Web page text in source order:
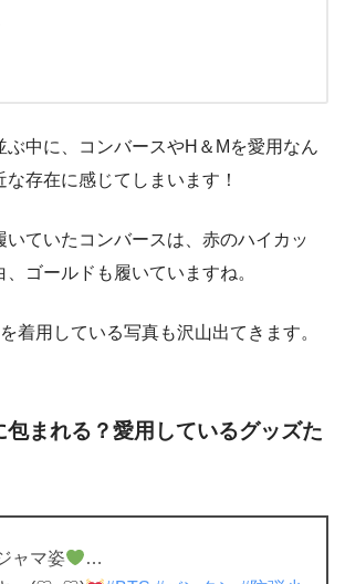
ぶ中に、コンバースやH＆Mを愛用なん
存在に感じてしまいます！
いていたコンバースは、赤のハイカッ
、ゴールドも履いていますね。
着用している写真も沢山出てきます。
包まれる？愛用しているグッズた
ャマ姿
…